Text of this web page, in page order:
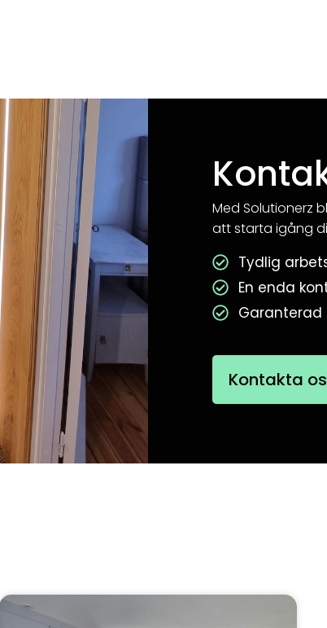
Med Solutionerz
att starta igång
Tydlig
En enda
Garanterad
Kontakta